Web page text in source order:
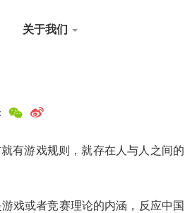
关于我们
有游戏规则，就存在人与人之间的
戏或者竞赛理论的内涵，反应中国